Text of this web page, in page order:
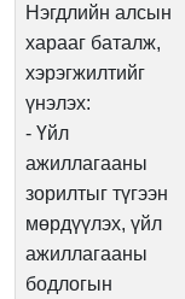
Нэгдлийн алсын
харааг баталж,
хэрэгжилтийг
үнэлэх:
- Үйл
ажиллагааны
зорилтыг түгээн
мөрдүүлэх, үйл
ажиллагааны
бодлогын